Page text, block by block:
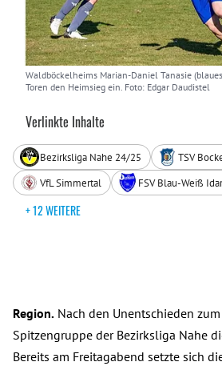
Waldböckelheims Marian-Daniel Tanasie
Toren den Heimsieg ein. Foto: Edgar Daudistel
Verlinkte Inhalte
Bezirksliga Nahe 24/25 TSV
VfL Simmertal
FSV Blau-Weiß
+ 12 WEITERE
Region. Nach den Unentschieden
Spitzengruppe der Bezirksliga Nahe
Bereits am Freitagabend setzte sich